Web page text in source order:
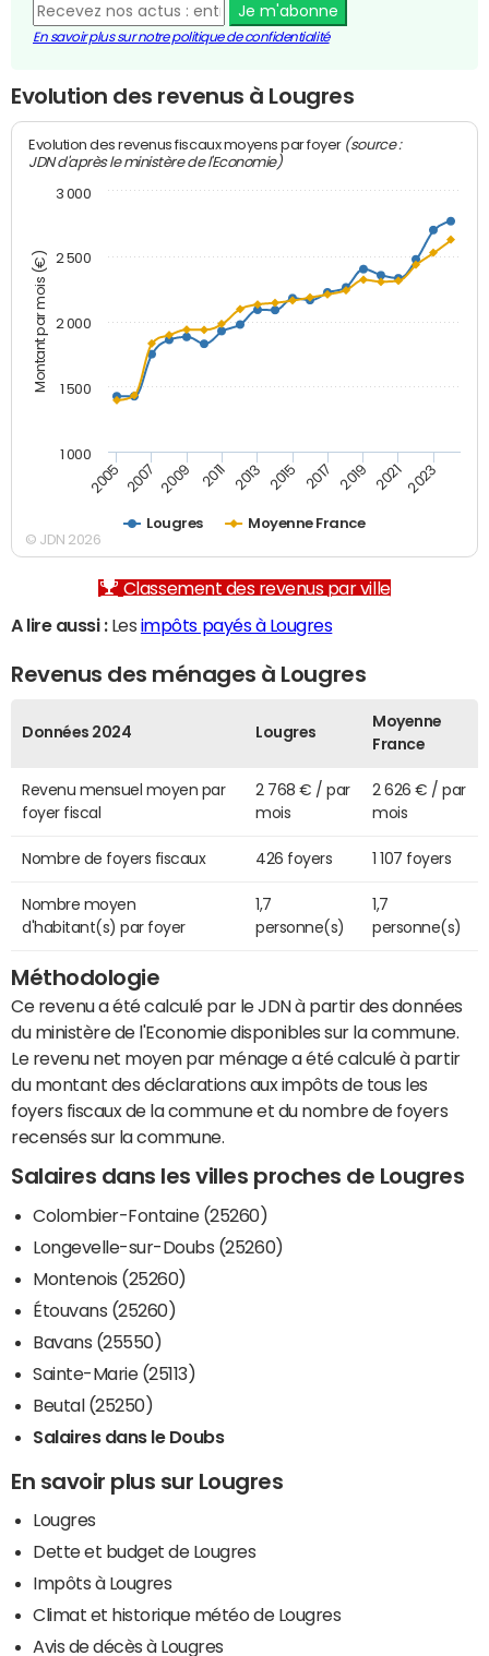
Je m'abonne
En savoir plus sur notre politique de confidentialité
Evolution des revenus à Lougres
Montant par mois (€)
Evolution des revenus fiscaux moyens par foyer (source :
JDN d'après le ministère de l'Economie)
Lougres Moyenne France
2005 2007 2009 2011 2013 2015 2017 2019 2021 2023
1 000
1 500
2 000
2 500
3 000
© JDN 2026
Classement des revenus par ville
A lire aussi :Les impôts payés à Lougres
Revenus des ménages à Lougres
Données 2024 Lougres
Moyenne
France
Revenu mensuel moyen par
foyer fiscal
2 768 € / par
mois
2 626 € / par
mois
Nombre de foyers fiscaux 426 foyers 1 107 foyers
Nombre moyen
d'habitant(s) par foyer
1,7
personne(s)
1,7
personne(s)
Méthodologie
Ce revenu a été calculé par le JDN à partir des données
du ministère de l'Economie disponibles sur la commune.
Le revenu net moyen par ménage a été calculé à partir
du montant des déclarations aux impôts de tous les
foyers fiscaux de la commune et du nombre de foyers
recensés sur la commune.
Salaires dans les villes proches de Lougres
Colombier-Fontaine (25260)
Longevelle-sur-Doubs (25260)
Montenois (25260)
Étouvans (25260)
Bavans (25550)
Sainte-Marie (25113)
Beutal (25250)
Salaires dans le Doubs
En savoir plus sur Lougres
Lougres
Dette et budget de Lougres
Impôts à Lougres
Climat et historique météo de Lougres
Avis de décès à Lougres